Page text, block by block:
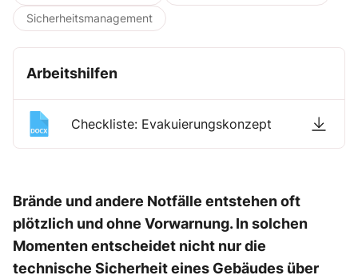
Sicherheitsmanagement
Arbeitshilfen
Checkliste: Evakuierungskonzept
Brände und andere Notfälle entstehen oft
plötzlich und ohne Vorwarnung. In solchen
Momenten entscheidet nicht nur die
technische Sicherheit eines Gebäudes über